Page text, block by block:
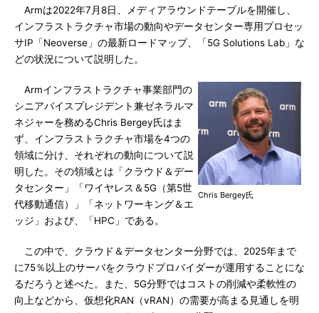
Armは2022年7月8日、メディアラウンドテーブルを開催し、
インフラストラクチャ市場の動向やデータセンター専用プロセッ
サIP「Neoverse」の最新ロードマップ、「5G Solutions Lab」な
どの状況について説明した。
Chris Bergey氏
Armインフラストラクチャ事業部門の
シニアバイスプレジデント兼ゼネラルマ
ネジャーを務めるChris Bergey氏はま
ず、インフラストラクチャ市場を4つの
領域に分け、それぞれの動向について説
明した。その領域とは「クラウド＆デー
タセンター」「ワイヤレス＆5G（第5世
代移動通信）」「ネットワーキング＆エ
ッジ」および、「HPC」である。
この中で、クラウド＆データセンター分野では、2025年まで
に75％以上のサーバをクラウドプロバイダーが運用することにな
るだろうと述べた。また、5G分野ではコストの削減や柔軟性の
向上などから、仮想化RAN（vRAN）の需要が高まる見通しを明